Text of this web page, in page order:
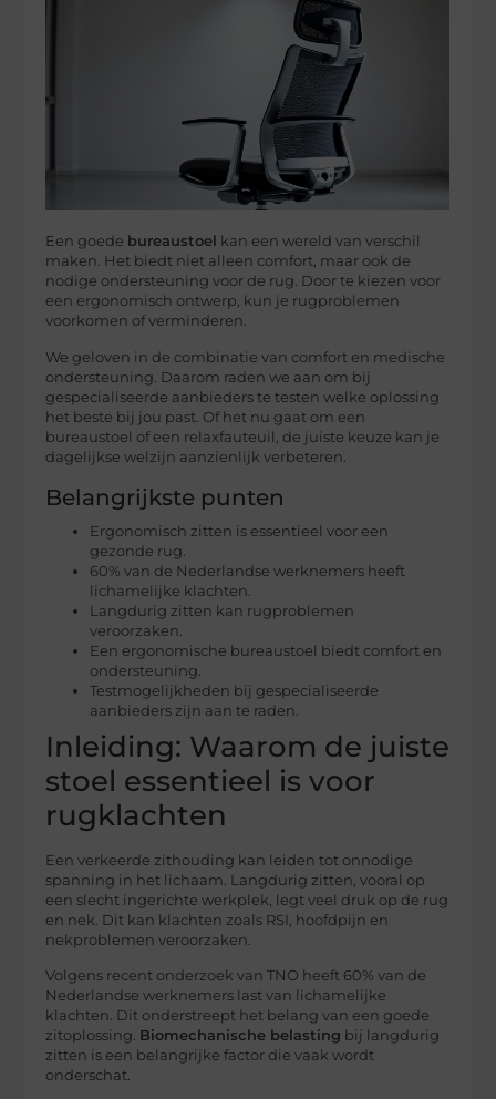
Een goede bureaustoel kan een wereld van verschil
maken. Het biedt niet alleen comfort, maar ook de
nodige ondersteuning voor de rug. Door te kiezen voor
een ergonomisch ontwerp, kun je rugproblemen
voorkomen of verminderen.
We geloven in de combinatie van comfort en medische
ondersteuning. Daarom raden we aan om bij
gespecialiseerde aanbieders te testen welke oplossing
het beste bij jou past. Of het nu gaat om een
bureaustoel of een relaxfauteuil, de juiste keuze kan je
dagelijkse welzijn aanzienlijk verbeteren.
Belangrijkste punten
Ergonomisch zitten is essentieel voor een
gezonde rug.
60% van de Nederlandse werknemers heeft
lichamelijke klachten.
Langdurig zitten kan rugproblemen
veroorzaken.
Een ergonomische bureaustoel biedt comfort en
ondersteuning.
Testmogelijkheden bij gespecialiseerde
aanbieders zijn aan te raden.
Inleiding: Waarom de juiste
stoel essentieel is voor
rugklachten
Een verkeerde zithouding kan leiden tot onnodige
spanning in het lichaam. Langdurig zitten, vooral op
een slecht ingerichte werkplek, legt veel druk op de rug
en nek. Dit kan klachten zoals RSI, hoofdpijn en
nekproblemen veroorzaken.
Volgens recent onderzoek van TNO heeft 60% van de
Nederlandse werknemers last van lichamelijke
klachten. Dit onderstreept het belang van een goede
zitoplossing. Biomechanische belasting bij langdurig
zitten is een belangrijke factor die vaak wordt
onderschat.